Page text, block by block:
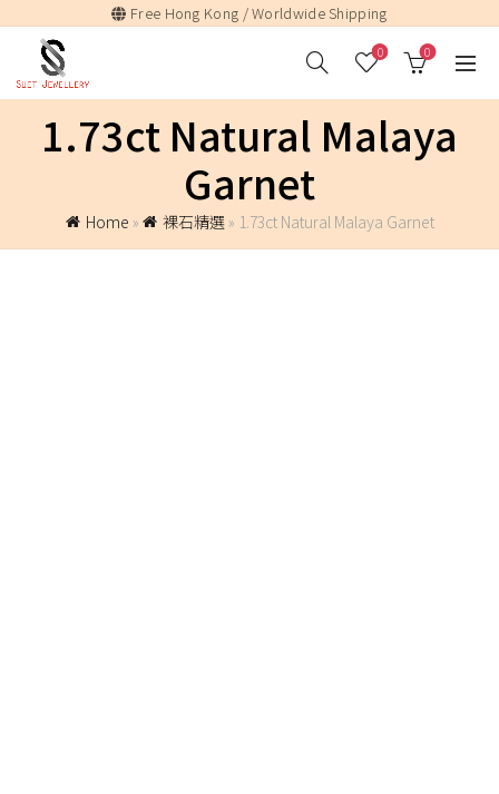
Free Hong Kong / Worldwide Shipping
0 0
1.73ct Natural Malaya
Garnet
Home » 裸石精選» 1.73ct Natural Malaya Garnet